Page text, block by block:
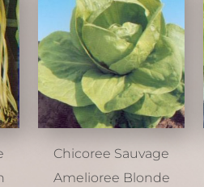
Chicoree Sauvage
Amelioree Blonde